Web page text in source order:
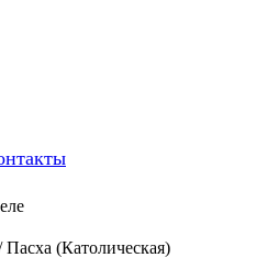
Пасха (Католическая)